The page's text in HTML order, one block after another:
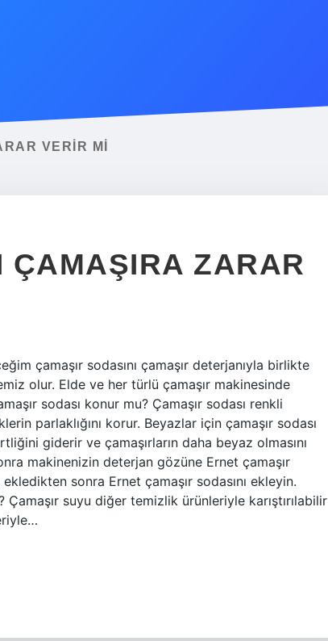
VERIR MI
ÇAMAŞIRA ZARAR
çamaşır sodasını çamaşır deterjanıyla birlikte
olur. Elde ve her türlü çamaşır makinesinde
sodası konur mu? Çamaşır sodası renkli
parlaklığını korur. Beyazlar için çamaşır sodası
giderir ve çamaşırların daha beyaz olmasını
makinenizin deterjan gözüne Ernet çamaşır
ekledikten sonra Ernet çamaşır sodasını ekleyin.
Çamaşır suyu diğer temizlik ürünleriyle karıştırılabilir